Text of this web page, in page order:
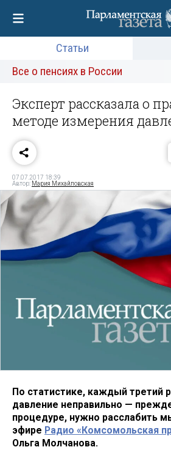
Статьи
Все о пенсиях в России
Эксперт рассказала о
методе измерения
07.07.2017 18:39
Автор: Мария Михайловская
По статистике, каждый третий
давление неправильно —
процедуре, нужно расслабить
эфире Радио «Комсомольская
Ольга Молчанова.